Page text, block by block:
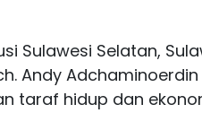
Sulawesi Selatan,
Andy Adchaminoerdin
taraf hidup dan